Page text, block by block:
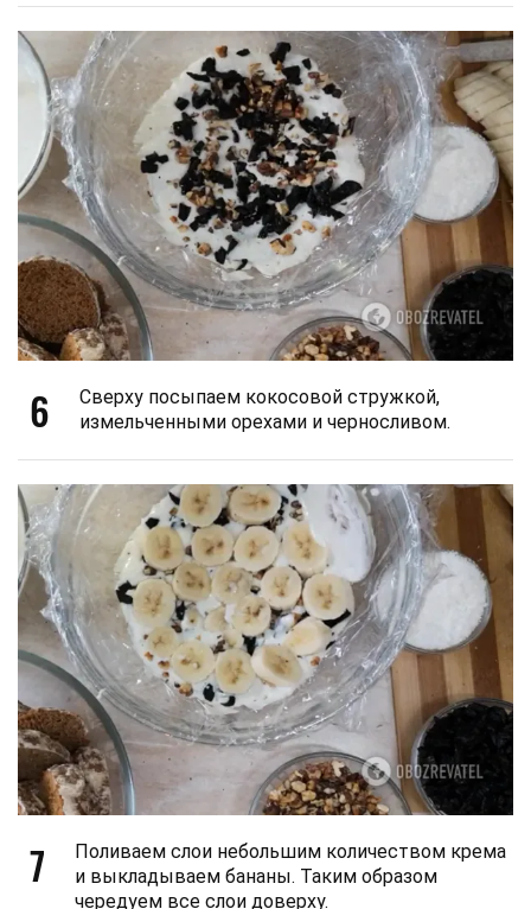
6
Сверху посыпаем кокосовой стружкой,
измельченными орехами и черносливом.
7
Поливаем слои небольшим количеством крема
и выкладываем бананы. Таким образом
чередуем все слои доверху.